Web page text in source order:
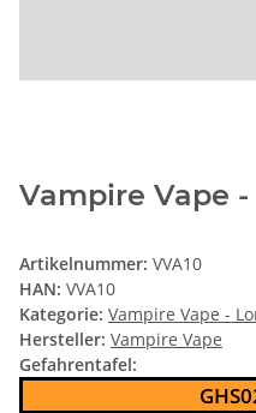
Vampire Vape
Artikelnummer: VVA10
HAN: VVA10
Kategorie: Vampire Vape -
Hersteller: Vampire Vape
Gefahrentafel: